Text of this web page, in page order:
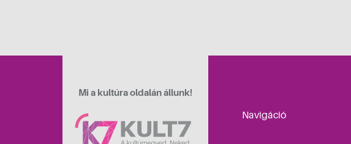
Mi a kultúra oldalán állunk!
Navigáció